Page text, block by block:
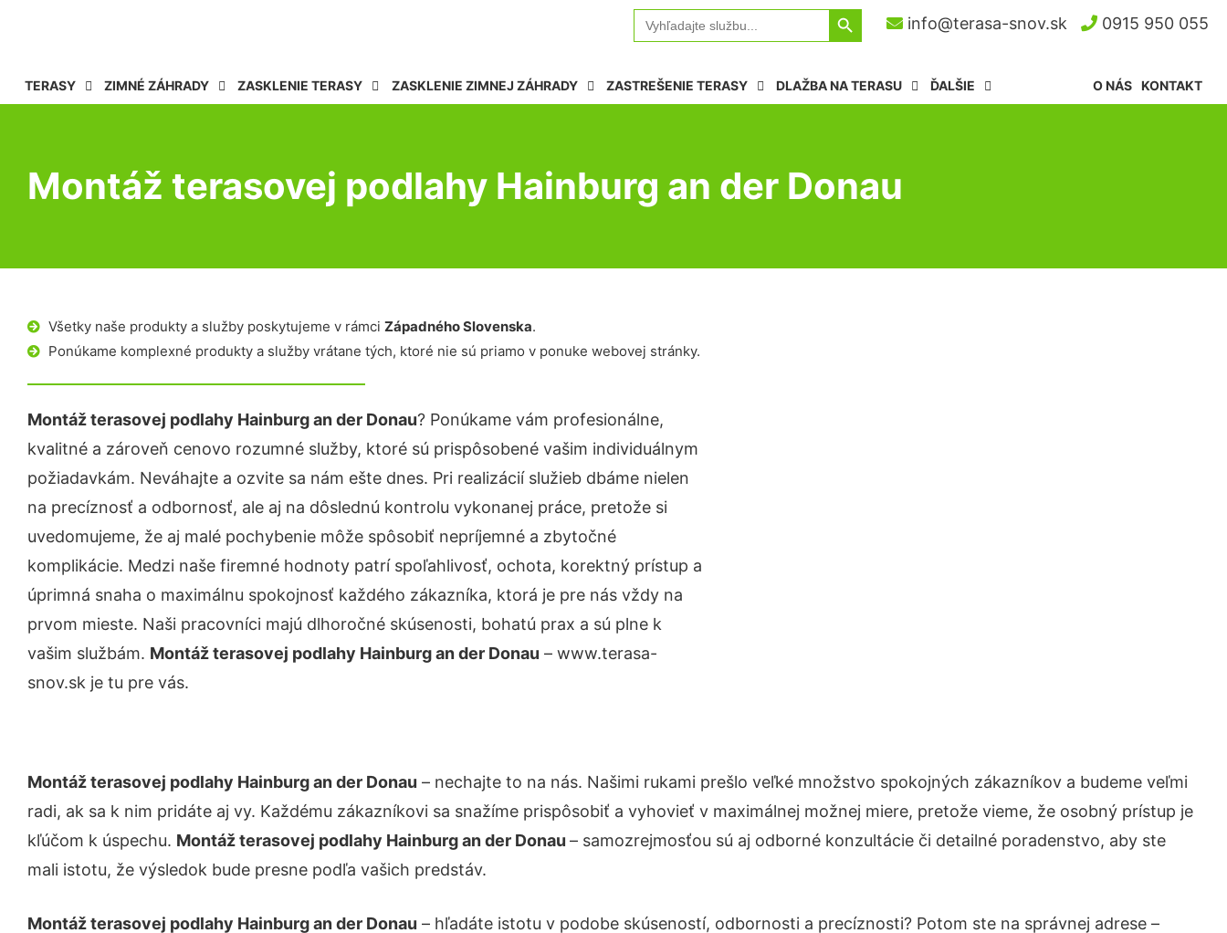
Search
for:
Search Button
info@terasa-snov.sk 0915 950 055
TERASY ZIMNÉ ZÁHRADY ZASKLENIE TERASY ZASKLENIE ZIMNEJ ZÁHRADY ZASTREŠENIE TERASY DLAŽBA NA TERASU ĎALŠIE KONTAKT
O NÁS
Montáž terasovej podlahy Hainburg an der Donau
Všetky naše produkty a služby poskytujeme v rámci Západného Slovenska.
Ponúkame komplexné produkty a služby vrátane tých, ktoré nie sú priamo v ponuke webovej stránky.
Montáž terasovej podlahy Hainburg an der Donau? Ponúkame vám profesionálne,
kvalitné a zároveň cenovo rozumné služby, ktoré sú prispôsobené vašim individuálnym
požiadavkám. Neváhajte a ozvite sa nám ešte dnes. Pri realizácií služieb dbáme nielen
na precíznosť a odbornosť, ale aj na dôslednú kontrolu vykonanej práce, pretože si
uvedomujeme, že aj malé pochybenie môže spôsobiť nepríjemné a zbytočné
komplikácie. Medzi naše firemné hodnoty patrí spoľahlivosť, ochota, korektný prístup a
úprimná snaha o maximálnu spokojnosť každého zákazníka, ktorá je pre nás vždy na
prvom mieste. Naši pracovníci majú dlhoročné skúsenosti, bohatú prax a sú plne k
vašim službám. Montáž terasovej podlahy Hainburg an der Donau – www.terasa-
snov.sk je tu pre vás.
Montáž terasovej podlahy Hainburg an der Donau – nechajte to na nás. Našimi rukami prešlo veľké množstvo spokojných zákazníkov a budeme veľmi
radi, ak sa k nim pridáte aj vy. Každému zákazníkovi sa snažíme prispôsobiť a vyhovieť v maximálnej možnej miere, pretože vieme, že osobný prístup je
kľúčom k úspechu. Montáž terasovej podlahy Hainburg an der Donau – samozrejmosťou sú aj odborné konzultácie či detailné poradenstvo, aby ste
mali istotu, že výsledok bude presne podľa vašich predstáv.
Montáž terasovej podlahy Hainburg an der Donau – hľadáte istotu v podobe skúseností, odbornosti a precíznosti? Potom ste na správnej adrese –